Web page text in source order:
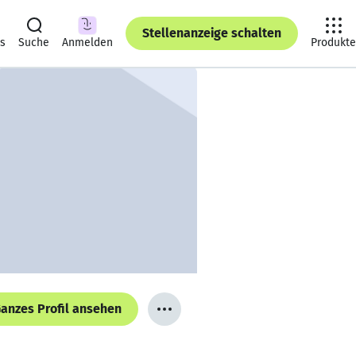
Suche Anmelden
Stellenanzeige schalten
Produkte
Profil ansehen